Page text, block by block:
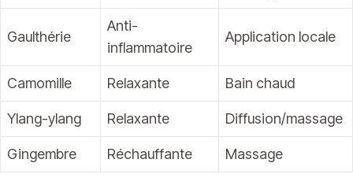
Gaulthérie
Anti-
inflammatoire
Application locale
Camomille Relaxante Bain chaud
Ylang-ylang Relaxante Diffusion/massage
Gingembre Réchauffante Massage